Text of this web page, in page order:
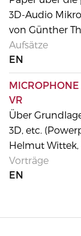
3D-Audio
von Günther
Aufsätze
EN
VR
Über
3D, etc.
Helmut Wittek,
Vorträge
EN